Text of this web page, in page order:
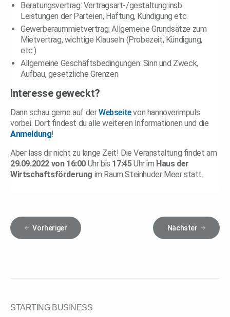
Beratungsvertrag: Vertragsart-/gestaltung insb.
Leistungen der Parteien, Haftung, Kündigung etc.
Gewerberaummietvertrag: Allgemeine Grundsätze zum
Mietvertrag, wichtige Klauseln (Probezeit, Kündigung,
etc.)
Allgemeine Geschäftsbedingungen: Sinn und Zweck,
Aufbau, gesetzliche Grenzen
Interesse geweckt?
Dann schau gerne auf derWebseitevon hannoverimpuls
vorbei. Dort findest du alle weiteren Informationen und die
Anmeldung!
Aber lass dir nicht zu lange Zeit! Die Veranstaltung findet am
29.09.2022 von 16:00 Uhr bis 17:45Uhr im Haus der
Wirtschaftsförderung im Raum Steinhuder Meer statt.
Vorheriger Nächster
STARTING BUSINESS